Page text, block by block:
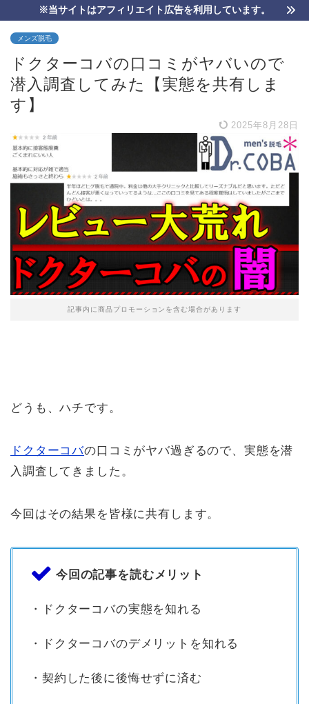
※当サイトはアフィリエイト広告を利用しています。
メンズ脱毛
ドクターコバの口コミがヤバいので
潜入調査してみた【実態を共有しま
す】
2025年8月28日
記事内に商品プロモーションを含む場合があります
どうも、ハチです。
ドクターコバの口コミがヤバ過ぎるので、実態を潜
入調査してきました。
今回はその結果を皆様に共有します。
今回の記事を読むメリット
・ドクターコバの実態を知れる
・ドクターコバのデメリットを知れる
・契約した後に後悔せずに済む